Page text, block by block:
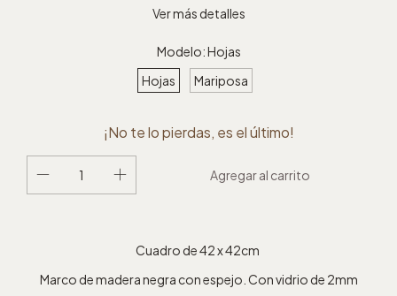
Ver más detalles
Modelo:Hojas
Hojas
Mariposa
¡No te lo pierdas, es el último!
Cuadro de 42 x 42cm
Marco de madera negra con espejo. Con vidrio de 2mm